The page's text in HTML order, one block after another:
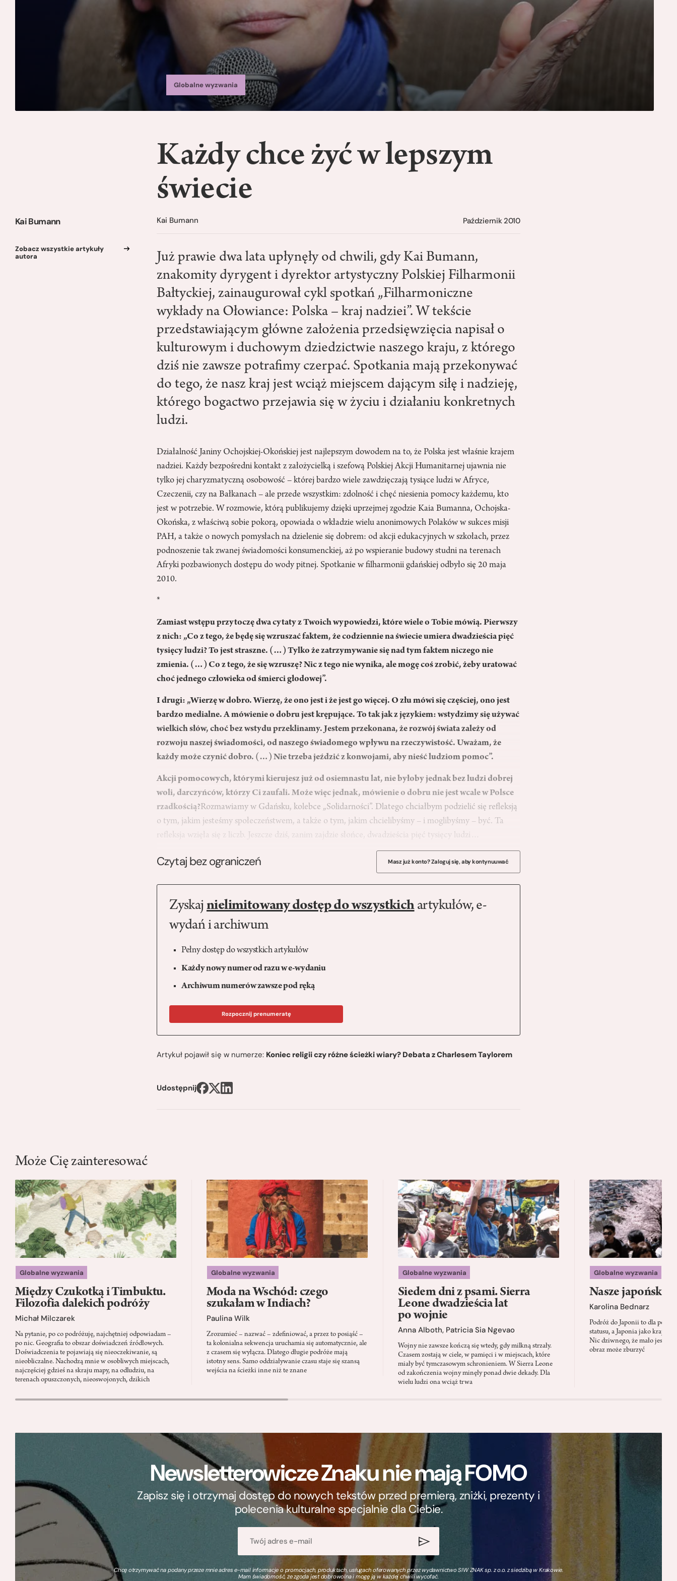
Globalne wyzwania
Kai Bumann
Zobacz wszystkie artykuły
autora
Każdy chce żyć w lepszym
świecie
Kai Bumann Październik 2010
Już prawie dwa lata upłynęły od chwili, gdy Kai Bumann,
znakomity dyrygent i dyrektor artystyczny Polskiej Filharmonii
Bałtyckiej, zainaugurował cykl spotkań „Filharmoniczne
wykłady na Ołowiance: Polska – kraj nadziei”. W tekście
przedstawiającym główne założenia przedsięwzięcia napisał o
kulturowym i duchowym dziedzictwie naszego kraju, z którego
dziś nie zawsze potrafimy czerpać. Spotkania mają przekonywać
do tego, że nasz kraj jest wciąż miejscem dającym siłę i nadzieję,
którego bogactwo przejawia się w życiu i działaniu konkretnych
ludzi.
Działalność Janiny Ochojskiej-Okońskiej jest najlepszym dowodem na to, że Polska jest właśnie krajem
nadziei. Każdy bezpośredni kontakt z założycielką i szefową Polskiej Akcji Humanitarnej ujawnia nie
tylko jej charyzmatyczną osobowość – której bardzo wiele zawdzięczają tysiące ludzi w Afryce,
Czeczenii, czy na Bałkanach – ale przede wszystkim: zdolność i chęć niesienia pomocy każdemu, kto
jest w potrzebie. W rozmowie, którą publikujemy dzięki uprzejmej zgodzie Kaia Bumanna, Ochojska-
Okońska, z właściwą sobie pokorą, opowiada o wkładzie wielu anonimowych Polaków w sukces misji
PAH, a także o nowych pomysłach na dzielenie się dobrem: od akcji edukacyjnych w szkołach, przez
podnoszenie tak zwanej świadomości konsumenckiej, aż po wspieranie budowy studni na terenach
Afryki pozbawionych dostępu do wody pitnej. Spotkanie w filharmonii gdańskiej odbyło się 20 maja
2010.
*
Zamiast wstępu przytoczę dwa cytaty z Twoich wypowiedzi, które wiele o Tobie mówią. Pierwszy
z nich: „Co z tego, że będę się wzruszać faktem, że codziennie na świecie umiera dwadzieścia pięć
tysięcy ludzi? To jest straszne. (…) Tylko że zatrzymywanie się nad tym faktem niczego nie
zmienia. (…) Co z tego, że się wzruszę? Nic z tego nie wynika, ale mogę coś zrobić, żeby uratować
choć jednego człowieka od śmierci głodowej”.
I drugi: „Wierzę w dobro. Wierzę, że ono jest i że jest go więcej. O złu mówi się częściej, ono jest
bardzo medialne. A mówienie o dobru jest krępujące. To tak jak z językiem: wstydzimy się używać
wielkich słów, choć bez wstydu przeklinamy. Jestem przekonana, że rozwój świata zależy od
rozwoju naszej świadomości, od naszego świadomego wpływu na rzeczywistość. Uważam, że
każdy może czynić dobro. (…) Nie trzeba jeździć z konwojami, aby nieść ludziom pomoc”.
Akcji pomocowych, którymi kierujesz już od osiemnastu lat, nie byłoby jednak bez ludzi dobrej
woli, darczyńców, którzy Ci zaufali. Może więc jednak, mówienie o dobru nie jest wcale w Polsce
rzadkością?Rozmawiamy w Gdańsku, kolebce „Solidarności”. Dlatego chciałbym podzielić się refleksją
o tym, jakim jesteśmy społeczeństwem, a także o tym, jakim chcielibyśmy – i moglibyśmy – być. Ta
refleksja wzięła się z liczb. Jeszcze dziś, zanim zajdzie słońce, dwadzieścia pięć tysięcy ludzi…
Czytaj bez ograniczeń Masz już konto? Zaloguj się, aby kontynuuwać
Zyskaj nielimitowany dostęp do wszystkichartykułów, e-
wydań i archiwum
Pełny dostęp do wszystkich artykułów
Każdy nowy numer od razu w e-wydaniu
Archiwum numerów zawsze pod ręką
Rozpocznij prenumeratę
Artykuł pojawił się w numerze: Koniec religii czy różne ścieżki wiary? Debata z Charlesem Taylorem
Udostępnij
Może Cię zainteresować
Globalne wyzwania
Między Czukotką i Timbuktu.
Filozofia dalekich podróży
Michał Milczarek
Na pytanie, po co podróżuję, najchętniej odpowiadam –
po nic. Geografia to obszar doświadczeń źródłowych.
Doświadczenia te pojawiają się nieoczekiwanie, są
nieobliczalne. Nachodzą mnie w osobliwych miejscach,
najczęściej gdzieś na skraju mapy, na odludziu, na
terenach opuszczonych, nieoswojonych, dzikich
Globalne wyzwania
Moda na Wschód: czego
szukałam w Indiach?
Paulina Wilk
Zrozumieć – nazwać – zdefiniować, a przez to posiąść –
ta kolonialna sekwencja uruchamia się automatycznie, ale
z czasem się wyłącza. Dlatego długie podróże mają
istotny sens. Samo oddziaływanie czasu staje się szansą
wejścia na ścieżki inne niż te znane
Globalne wyzwania
Siedem dni z psami. Sierra
Leone dwadzieścia lat
po wojnie
Anna Alboth, Patricia Sia Ngevao
Wojny nie zawsze kończą się wtedy, gdy milkną strzały.
Czasem zostają w ciele, w pamięci i w miejscach, które
miały być tymczasowym schronieniem. W Sierra Leone
od zakończenia wojny minęły ponad dwie dekady. Dla
wielu ludzi ona wciąż trwa
Globalne wyzwania
Nasze japońskie
Karolina Bednarz
Podróż do Japonii to dla
statusu, a Japonia jako kraj
Nic dziwnego, że mało jest
obraz może zburzyć
Newsletterowicze Znaku nie mają FOMO
Zapisz się i otrzymaj dostęp do nowych tekstów przed premierą, zniżki, prezenty i
polecenia kulturalne specjalnie dla Ciebie.
Chcę otrzymywać na podany przeze mnie adres e-mail informacje o promocjach, produktach, usługach oferowanych przez wydawnictwo SIW ZNAK sp. z o.o. z siedzibą w Krakowie.
Mam świadomość, że zgoda jest dobrowolna i mogę ją w każdej chwili wycofać.